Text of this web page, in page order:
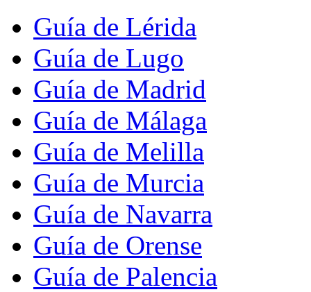
Guía de Lérida
Guía de Lugo
Guía de Madrid
Guía de Málaga
Guía de Melilla
Guía de Murcia
Guía de Navarra
Guía de Orense
Guía de Palencia